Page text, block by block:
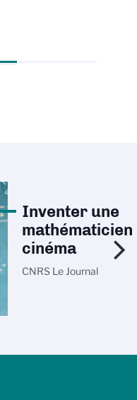
Inventer une
cinéma
CNRS Le Journal